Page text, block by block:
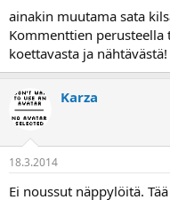
ainakin muutama sata
Kommenttien perusteella
koettavasta ja nähtävästä!
Karza
18.3.2014
Ei noussut näppylöitä.